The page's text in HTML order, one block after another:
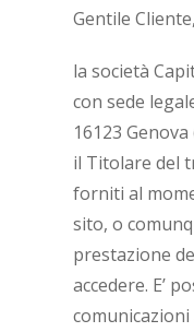
Gentile Cliente,
la società
con sede
16123 Genova
il Titolare del
forniti al
sito, o
prestazione
accedere. E’